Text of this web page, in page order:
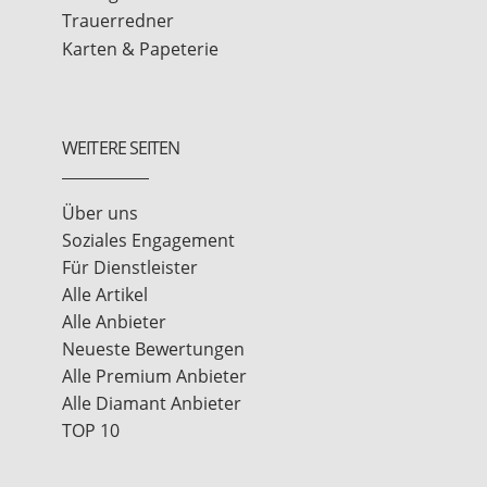
Trauerredner
Karten & Papeterie
WEITERE SEITEN
Über uns
Soziales Engagement
Für Dienstleister
Alle Artikel
Alle Anbieter
Neueste Bewertungen
Alle Premium Anbieter
Alle Diamant Anbieter
TOP 10